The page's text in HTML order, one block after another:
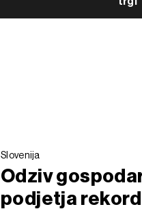
Slovenija
Odziv
podjetja